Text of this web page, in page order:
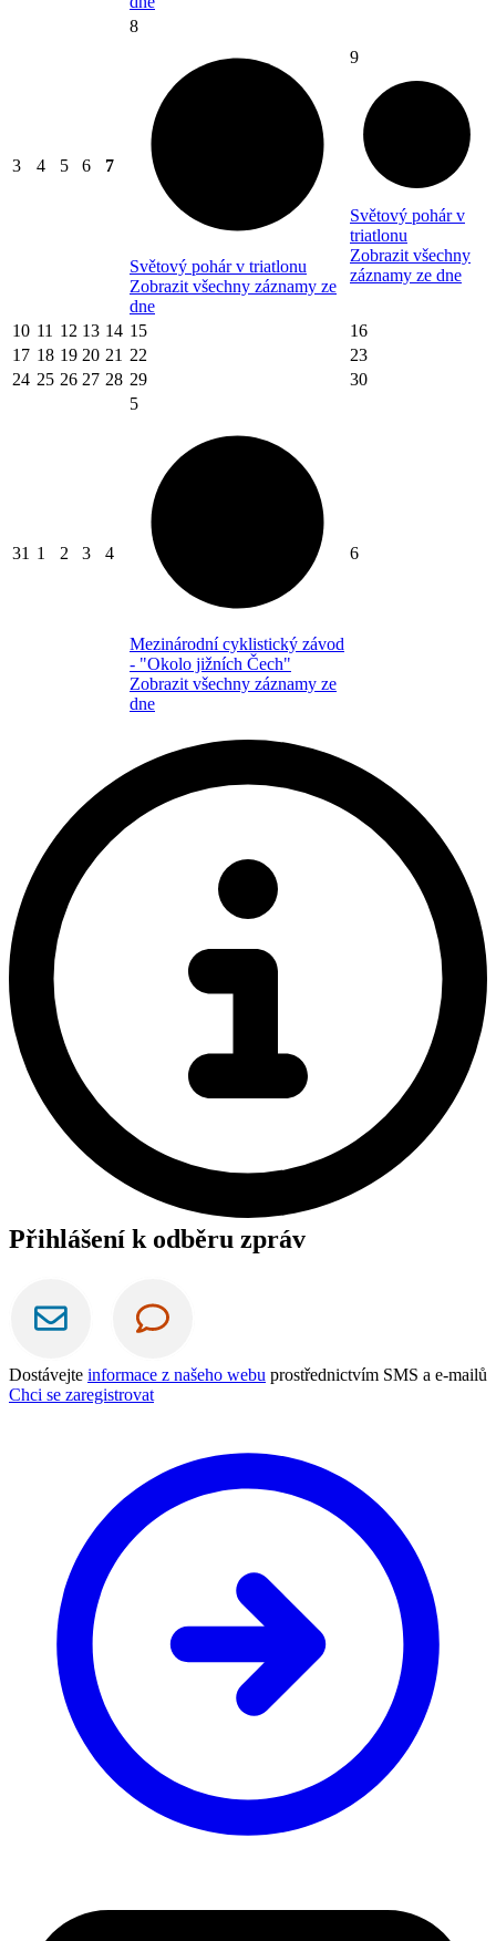
3 4 5 6 7
8
Světový pohár v triatlonu
Zobrazit všechny záznamy ze
dne
9
Světový pohár v
triatlonu
Zobrazit všechny
záznamy ze dne
10 11 12 13 14 15
16
17 18 19 20 21 22
23
24 25 26 27 28 29 30
31 1 2 3 4
5
Mezinárodní cyklistický závod
- "Okolo jižních Čech"
Zobrazit všechny záznamy ze
dne
6
Přihlášení k odběru zpráv
Dostávejte informace z našeho webu prostřednictvím SMS a e-mailů
Chci se zaregistrovat